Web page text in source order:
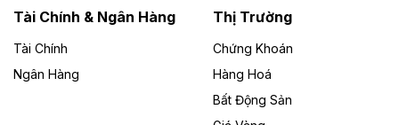
Tuyến cao tốc Thái Nguyên - Lạng Sơn khi hình thành
sẽ trở thành trục giao thông chiến lược, kết nối tỉnh
Thái Nguyên và các tỉnh trung du, miền núi phía Bắc
với hệ thống cửa khẩu quốc tế tại Lạng Sơn.
Tài Chính & Ngân Hàng
Tài Chính
Ngân Hàng
Thị Trường
Chứng Khoán
Hàng Hoá
Bất Động Sản